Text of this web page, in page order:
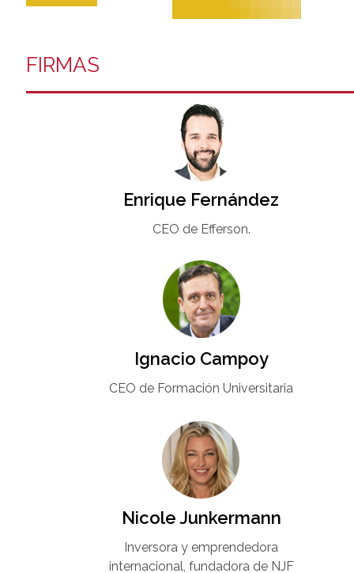
FIRMAS
Enrique Fernández
CEO de Efferson.
Ignacio Campoy​
CEO de Formación Universitaria​
Nicole Junkermann​
Inversora y emprendedora
internacional, fundadora de NJF